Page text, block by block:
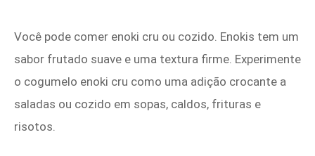
Você pode comer enoki cru ou cozido. Enokis tem um
sabor frutado suave e uma textura firme. Experimente
o cogumelo enoki cru como uma adição crocante a
saladas ou cozido em sopas, caldos, frituras e
risotos.